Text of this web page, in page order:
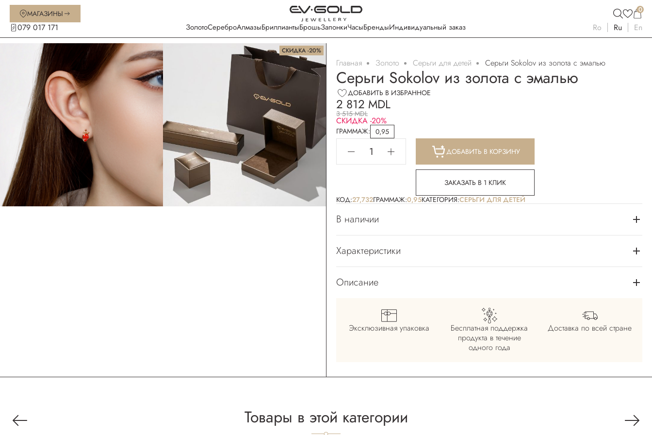
МАГАЗИНЫ 0
079 017 171 ЗолотоСереброАлмазыБриллиантыБрошьЗапонкиЧасыБрендыИндивидуальный заказ Ro Ru En
СКИДКА -20%
Бесплатная упаковка
Главная Золото Серьги для детей Серьги Sokolov из золота с эмалью
Серьги Sokolov из золота с эмалью
ДОБАВИТЬ В ИЗБРАННОЕ
2 812 MDL
3 515 MDL
СКИДКА -20%
ГРАММАЖ: 0,95
ДОБАВИТЬ В КОРЗИНУ
ЗАКАЗАТЬ В 1 КЛИК
КОД:27,732ГРАММАЖ:0,95КАТЕГОРИЯ:СЕРЬГИ ДЛЯ ДЕТЕЙ
В наличии
Характеристики
Описание
Эксклюзивная упаковка
Бесплатная поддержка
продукта в течение
одного года
Доставка по всей стране
Товары в этой категории